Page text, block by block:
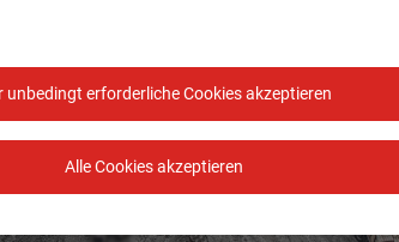
unbedingt erforderliche Cookies akzeptieren
Alle Cookies akzeptieren